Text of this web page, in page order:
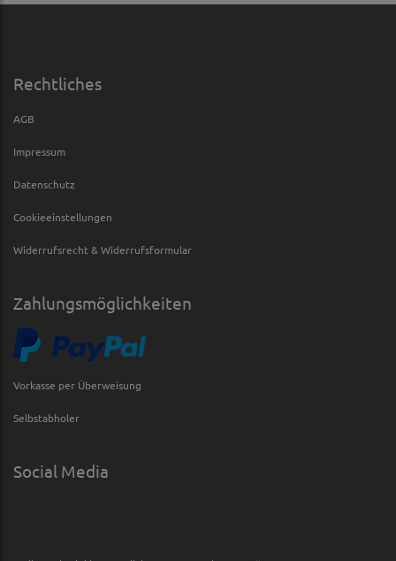
Rechtliches
AGB
Impressum
Datenschutz
Cookieeinstellungen
Widerrufsrecht & Widerrufsformular
Zahlungsmöglichkeiten
Vorkasse per Überweisung
Selbstabholer
Social Media